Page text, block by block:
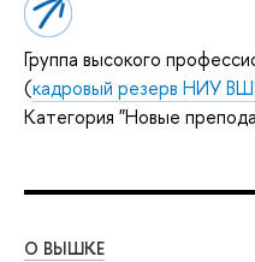
Группа высокого
(кадровый резерв НИУ
Категория "Новые
О ВЫШКЕ